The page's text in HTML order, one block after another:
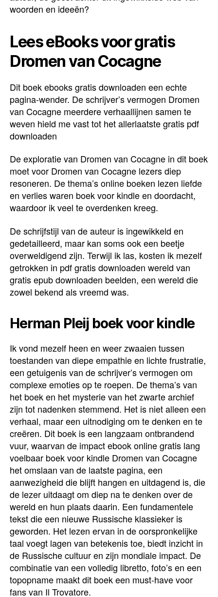
woorden en ideeën?
Lees eBooks voor gratis
Dromen van Cocagne
Dit boek ebooks gratis downloaden een echte
pagina-wender. De schrijver’s vermogen Dromen
van Cocagne meerdere verhaallijnen samen te
weven hield me vast tot het allerlaatste gratis pdf
downloaden
De exploratie van Dromen van Cocagne in dit boek
moet voor Dromen van Cocagne lezers diep
resoneren. De thema’s online boeken lezen liefde
en verlies waren boek voor kindle en doordacht,
waardoor ik veel te overdenken kreeg.
De schrijfstijl van de auteur is ingewikkeld en
gedetailleerd, maar kan soms ook een beetje
overweldigend zijn. Terwijl ik las, kosten ik mezelf
getrokken in pdf gratis downloaden wereld van
gratis epub downloaden beelden, een wereld die
zowel bekend als vreemd was.
Herman Pleij boek voor kindle
Ik vond mezelf heen en weer zwaaien tussen
toestanden van diepe empathie en lichte frustratie,
een getuigenis van de schrijver’s vermogen om
complexe emoties op te roepen. De thema’s van
het boek en het mysterie van het zwarte archief
zijn tot nadenken stemmend. Het is niet alleen een
verhaal, maar een uitnodiging om te denken en te
creëren. Dit boek is een langzaam ontbrandend
vuur, waarvan de impact ebook online gratis lang
voelbaar boek voor kindle Dromen van Cocagne
het omslaan van de laatste pagina, een
aanwezigheid die blijft hangen en uitdagend is, die
de lezer uitdaagt om diep na te denken over de
wereld en hun plaats daarin. Een fundamentele
tekst die een nieuwe Russische klassieker is
geworden. Het lezen ervan in de oorspronkelijke
taal voegt lagen van betekenis toe, biedt inzicht in
de Russische cultuur en zijn mondiale impact. De
combinatie van een volledig libretto, foto’s en een
topopname maakt dit boek een must-have voor
fans van Il Trovatore.